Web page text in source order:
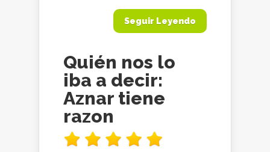
Seguir Leyendo
Quién nos lo
iba a decir:
Aznar tiene
razon